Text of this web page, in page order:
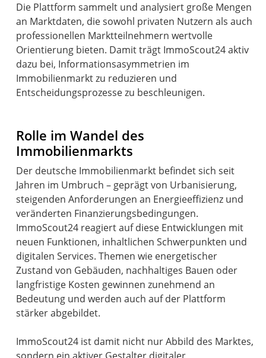
Die Plattform sammelt und analysiert große Mengen
an Marktdaten, die sowohl privaten Nutzern als auch
professionellen Marktteilnehmern wertvolle
Orientierung bieten. Damit trägt ImmoScout24 aktiv
dazu bei, Informationsasymmetrien im
Immobilienmarkt zu reduzieren und
Entscheidungsprozesse zu beschleunigen.
Rolle im Wandel des
Immobilienmarkts
Der deutsche Immobilienmarkt befindet sich seit
Jahren im Umbruch – geprägt von Urbanisierung,
steigenden Anforderungen an Energieeffizienz und
veränderten Finanzierungsbedingungen.
ImmoScout24 reagiert auf diese Entwicklungen mit
neuen Funktionen, inhaltlichen Schwerpunkten und
digitalen Services. Themen wie energetischer
Zustand von Gebäuden, nachhaltiges Bauen oder
langfristige Kosten gewinnen zunehmend an
Bedeutung und werden auch auf der Plattform
stärker abgebildet.
ImmoScout24 ist damit nicht nur Abbild des Marktes,